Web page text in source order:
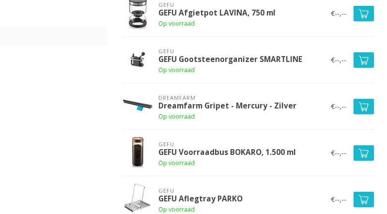
GEFU
GEFU Afgietpot LAVINA, 750 ml
Op voorraad
€--,--
GEFU
GEFU Gootsteenorganizer SMARTLINE
Op voorraad
€--,--
DREAMFARM
Dreamfarm Gripet - Mercury - Zilver
Op voorraad
€--,--
GEFU
GEFU Voorraadbus BOKARO, 1.500 ml
Op voorraad
€--,--
GEFU
GEFU Aflegtray PARKO
Op voorraad
€--,--